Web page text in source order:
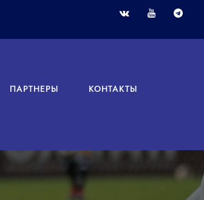
ПАРТНЕРЫ КОНТАКТЫ